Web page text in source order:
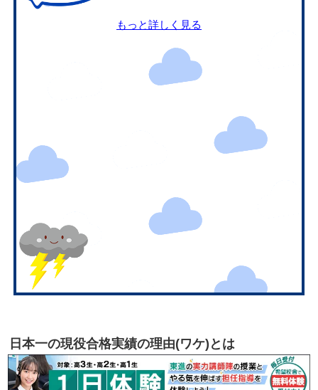
もっと詳しく見る
日本一の現役合格実績の理由(ワケ)とは